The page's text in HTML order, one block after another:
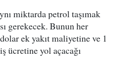
miktarda petrol taşımak
gerekecek. Bunun her
ek yakıt maliyetine ve 1
ücretine yol açacağı